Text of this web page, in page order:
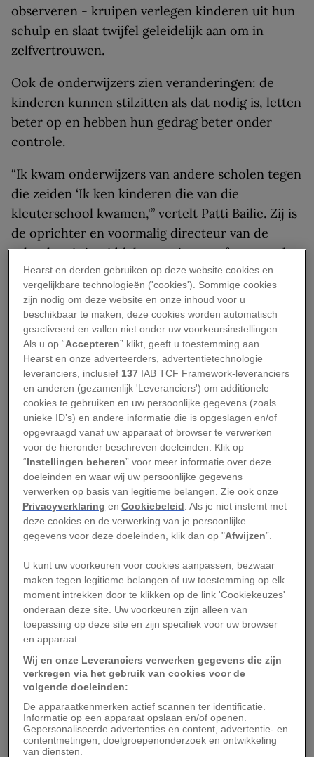
observeren - kruipen verlegen kinderen uit hun
schulp en slaat twijfel geleidelijk aan om in
zelfvertrouwen.
Ook de onderwijzers zien veranderingen: de
kinderen kunnen stilzitten als dat nodig is, letten
beter op en hebben hun gedrag beter onder
controle.
“Ik kwam onderwijzers van andere scholen tegen
die zeiden ‘Ik ken kinderen die van die
kleuterschool kwamen,'” vertelt Patti Bailie. Zij is
de oprichter en voormalig directeur van de
school en is inmiddels associate professor op het
gebied van onderwijs aan jonge kinderen aan de
Amerikaanse University of Maine. “Ze stellen
meer vragen, zijn niet bang om nieuwe dingen
uit te proberen en zijn zorgzamer ten opzichte
van de andere kinderen.”
Het idee dat het goed is voor het lichaam en de
geest van kinderen om een band te hebben met
de natuur bestaat al lang. Er is een verband
gevonden tussen de hoeveelheid tijd die
kinderen buiten doorbrengen en een beter
concentratievermogen, een betere
geheugenfunctie en betere executieve functies -
hoewe leren versuswatwe leren. Bailie voegt
daar nog aan toe dat in de natuur zijn ook goed
lijkt te zijn voor de hersenontwikkeling van
jonge kinderen en hen mogelijkheden biedt om
hun grove motoriek te trainen. Daarnaast
ontstaan er stofjes die de communicatie tussen
de neuronen verbeteren en die bijdragen aan de
productie van nieuwe hersencellen.
“Er is inmiddels voldoende bewijs dat er een
aanzienlijk causaal verband bestaat tussen leren
in de natuur en academische prestaties,” stelt
Sarah Milligen-Toffler, die directeur is van het
Hearst en derden gebruiken op deze website cookies en
vergelijkbare technologieën ('cookies'). Sommige cookies
zijn nodig om deze website en onze inhoud voor u
beschikbaar te maken; deze cookies worden automatisch
geactiveerd en vallen niet onder uw voorkeursinstellingen.
Als u op “Accepteren” klikt, geeft u toestemming aan
Hearst en onze adverteerders, advertentietechnologie
leveranciers, inclusief 137 IAB TCF Framework-leveranciers
en anderen (gezamenlijk 'Leveranciers') om additionele
cookies te gebruiken en uw persoonlijke gegevens (zoals
unieke ID’s) en andere informatie die is opgeslagen en/of
opgevraagd vanaf uw apparaat of browser te verwerken
voor de hieronder beschreven doeleinden. Klik op
“Instellingen beheren” voor meer informatie over deze
doeleinden en waar wij uw persoonlijke gegevens
verwerken op basis van legitieme belangen. Zie ook onze
Privacyverklaring enCookiebeleid . Als je niet instemt met
deze cookies en de verwerking van je persoonlijke
gegevens voor deze doeleinden, klik dan op "Afwijzen”.
U kunt uw voorkeuren voor cookies aanpassen, bezwaar
maken tegen legitieme belangen of uw toestemming op elk
moment intrekken door te klikken op de link 'Cookiekeuzes'
onderaan deze site. Uw voorkeuren zijn alleen van
toepassing op deze site en zijn specifiek voor uw browser
en apparaat.
Wij en onze Leveranciers verwerken gegevens die zijn
verkregen via het gebruik van cookies voor de
volgende doeleinden:
De apparaatkenmerken actief scannen ter identificatie.
Informatie op een apparaat opslaan en/of openen.
Gepersonaliseerde advertenties en content, advertentie- en
contentmetingen, doelgroepenonderzoek en ontwikkeling
van diensten.